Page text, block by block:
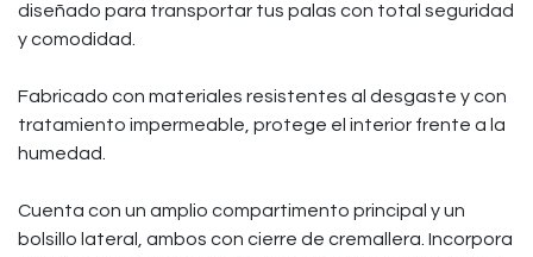
diseñado para transportar tus palas con total seguridad
y comodidad.
Fabricado con materiales resistentes al desgaste y con
tratamiento impermeable, protege el interior frente a la
humedad.
Cuenta con un amplio compartimento principal y un
bolsillo lateral, ambos con cierre de cremallera. Incorpora